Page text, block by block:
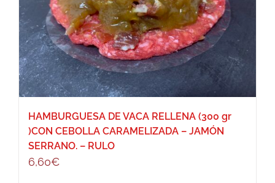
HAMBURGUESA DE VACA RELLENA (300 gr
)CON CEBOLLA CARAMELIZADA – JAMÓN
SERRANO. – RULO
6,60€